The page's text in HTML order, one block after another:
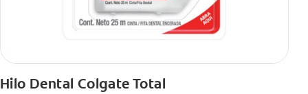
Hilo Dental Colgate Total